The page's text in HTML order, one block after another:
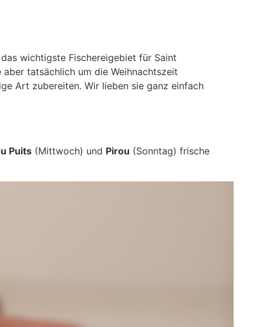
wichtigste Fischereigebiet für Saint
tatsächlich um die Weihnachtszeit
Art zubereiten. Wir lieben sie ganz einfach
Puits (Mittwoch) und Pirou (Sonntag) frische